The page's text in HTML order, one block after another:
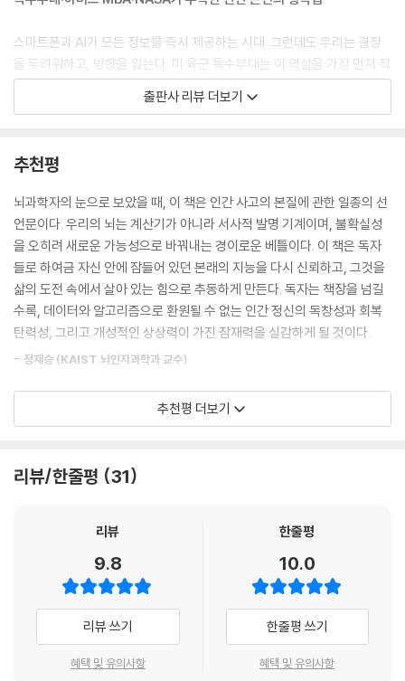
작이다 | 기회를 놓치는 리더들의 치명적 실수 | MBA가 리더십을 죽이는
방법 | 테슬라는 어떻게 에디슨을 뛰어넘었나 | 아무도 모르는 승리가 진짜
승리다
3부 고유지능의 비밀 금고를 열다
: 진화, 뇌과학, 스토리텔링이 풀어낸 지성의 원형
11장 [모토] 인류가 쌓아올린 지능의 역사
생물학적 빅뱅에서 시작된 두 가지 지능의 기원 | 모토: 시냅스에서 작동하
는 비논리적 뇌 기계 | 이야기의 힘: 스토리씽킹이 뇌를 바꾸는 방법 | 셰익
스피어로 읽는 인류 지성사의 비밀 | 프로그래머가 논리로 세상을 지배하
기 시작한 순간 | 특수 요원들과 함께한 고유지능의 검증
12장 [스토리씽킹] 인간 사고의 본질
: 뇌를 움직이는 궁극의 사고법
예일대학교에서 셰익스피어를 만나다 | 프로젝트 내러티브: 이론이 현실
부록 2 고유지능 속성 가이드
감사의 말
이 실패하는 이유를 보여준다. 학생들을 컴퓨터처럼 생각하게 만들어 컴퓨
터가 잘할 만한 일을 하도록 훈련시킬 뿐, AI가 따라 할 수 없는 인간 본연
의 지혜는 길러주지 못하기 때문이다. 결국 미래 세대는 원시 인류보다도
실용적 지능이 떨어지는 2류 알고리즘이 될 수 있다.
--- 「프롤로그_잃어버린 본성, 잠든 뇌의 능력을 깨워라」 중에서
것’을 예외로 취급하세요.”
“모든 것을 예외로 취급하라고요?” 내가 확인차 되물었다.
“맞습니다. 어릴 때 세상을 보던 방식대로요.”
어릴 때 세상을 어떻게 보았는지 기억나지 않았다. 하지만 내 아이들이 세
상을 어떻게 보는지는 알고 있었다. 6개월 된 딸을 데리고 소풍 삼아 뒷마
당에 나간 적이 있다. 내가 먹을 샌드위치와 레모네이드를 준비하고, 딸아
이가 먹을 당근퓌레 한 병과 플라스틱 숟가락 한 통도 챙겼다. 병뚜껑을 열
고 딸에게 한 숟가락을 내밀었다. 딸은 당근을 홀짝홀짝 먹다가 숟가락을
한 숟가락을 꺼냈다. “아빠가 또 준비해왔거든!”
락을 내밀어도 도통 입에 넣지 않았다. 통통한 주먹으로 손잡이를 꼭 쥐고
유심히 살피기만 했다. 그러다 갑자기 울음을 터뜨리며 칭얼거렸다. 나는
을 준 것에 화가 났다. 예전 숟가락이 좋았던 것이다. 그리고 내가 자기를
속이고 숟가락을 빼앗아갔다고 생각했다. 결백을 증명하기 위해 나는 헌
숟가락과 새 숟가락을 나란히 들고 둘을 서로 바꿔 쓸 수 있다는 것을 보여
주었다. 하지만 증명은 실패했다. 내 딸에게는 똑같은 숟가락이 아니었다.
원래 숟가락을 돌려받을 때까지 딸은 계속 앙앙거렸다.
그 순간에는 딸이 어리석다고 생각했다. 하지만 특수부대 요원들을 통해
스마트폰과 AI가 모든 정보를 즉시 제공하는 시대. 그런데도 우리는 결정
을 두려워하고, 방향을 잃는다. 미 육군 특수부대는 이 역설을 가장 먼저 직
면했다. 신병들의 지능과 분석력은 완벽했지만, 실전에서는 제대로 움직이
지 못했던 것이다. 대학 강의실에서도, 기업 회의실에서도 같은 현상이 반
인지과학자 앵거스 플레처는 그 해답을 인간이 태초부터 사용해온 또 하나
의 지능에서 찾는다. 그는 미 육군 특수작전사령부, NASA, 하버드 MBA
등 의사결정 최전선 조직과 협력해 데이터와 논리로는 설명되지 않는 인간
의 생존형 사고 능력을 확인하고, 이를 ‘고유지능(Primal Intelligenc
e)’이라 정의했다.
고유지능은 원시시대부터 인간이 생존을 위해 길러온 원천적 사고 능력이
다. 문제는 현대 교육과 조직 문화가 이 능력을 약화시킨다는 점이다. 우리
는 ‘정답을 빨리 맞히는 법’은 배웠지만 불확실할 때 스스로 판단하는 법은
배우지 못했다. 오늘의 세상은 더 이상 정답을 기다려주지 않는다. 오늘날
필요한 것은 정답이 아니라 ‘방향을 감지하는 능력’이다.
AI가 결코 구현할 수 없는 인간의 고유한 4가지 능력
- 직관: AI보다 빠르게 예외를 포착하는 눈
- 상상력: 존재하지 않는 미래를 보는 힘
- 감정: 위기의 순간, 방향을 잃지 않는 나침반
- 상식: 불확실성 속에서 현명한 결정을 내리는 지혜
이 능력들은 원시시대부터 인간을 생존으로 이끈 핵심 역량이며, AI는 결
출판사 리뷰 더보기
추천평
뇌과학자의 눈으로 보았을 때, 이 책은 인간 사고의 본질에 관한 일종의 선
언문이다. 우리의 뇌는 계산기가 아니라 서사적 발명 기계이며, 불확실성
을 오히려 새로운 가능성으로 바꿔내는 경이로운 베틀이다. 이 책은 독자
들로 하여금 자신 안에 잠들어 있던 본래의 지능을 다시 신뢰하고, 그것을
삶의 도전 속에서 살아 있는 힘으로 추동하게 만든다. 독자는 책장을 넘길
수록, 데이터와 알고리즘으로 환원될 수 없는 인간 정신의 독창성과 회복
탄력성, 그리고 개성적인 상상력이 가진 잠재력을 실감하게 될 것이다.
- 정재승 (KAIST 뇌인지과학과 교수)
인간의 잠재력을 탐구하는 매혹적인 여정을 담은 이 책은 우리의 ‘생각하
는 방식’ 자체를 바꿔놓는다. 앵거스 플레처는 셰익스피어가 특수부대에게
의 직관이 물리학을 어떻게 변화시켰는지를 광범위하면서도 생생한 통찰
- 다니엘 핑크 (미래학자이자 《드라이브》 저자)
내가 오랫동안 품어왔던 확신 하나가 이 책을 통해 증명되었다. 앵거스 플
레처는 단 한 번도 평범한 생각을 해본 적이 없는 사람이다!
추천평 더보기
리뷰/한줄평 31
리뷰
9.8
리뷰 쓰기
혜택 및 유의사항
한줄평
10.0
한줄평 쓰기
혜택 및 유의사항